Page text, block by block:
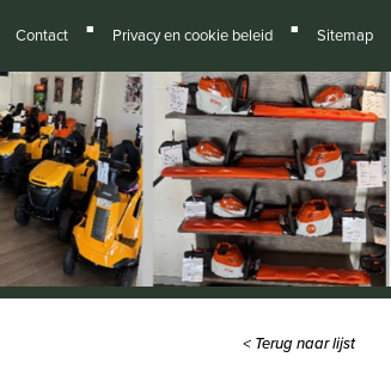
Contact ■ Privacy en cookie beleid ■ Sitemap
< Terug naar lijst